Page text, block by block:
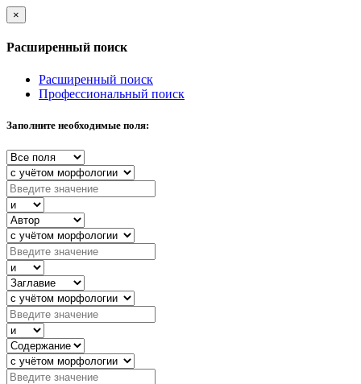
×
Расширенный поиск
Расширенный поиск
Профессиональный поиск
Заполните необходимые поля: